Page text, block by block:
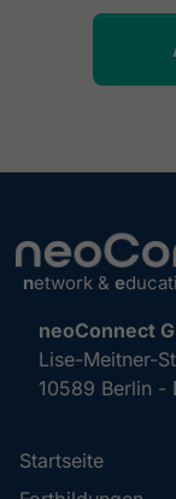
network & e
neoConnect
Lise-Meitner-
10589 Berlin -
Startseite